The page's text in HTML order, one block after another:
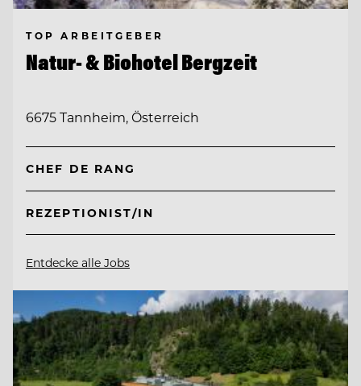
TOP ARBEITGEBER
Natur- & Biohotel Bergzeit
6675 Tannheim, Österreich
CHEF DE RANG
REZEPTIONIST/IN
Entdecke alle Jobs